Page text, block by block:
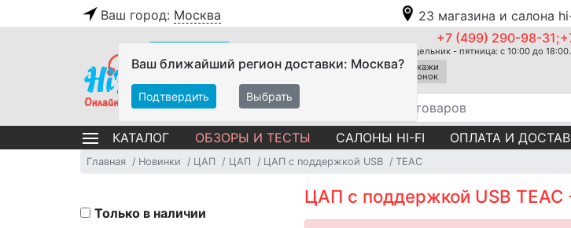
Ваш город: Москва 23 магазина и салона
Ваш ближайший регион доставки: Москва?
Подтвердить Выбрать
+7 (499) 290-98-
Понедельник - пятница: с 10:00 до
Закажи
звонок
КАТАЛОГ ОБЗОРЫ И ТЕСТЫ САЛОНЫ HI-FI ОПЛАТА И
Главная Новинки ЦАП ЦАП ЦАП с поддержкой USB TEAC
ЦАП с поддержкой USB TEAC
Только в наличии